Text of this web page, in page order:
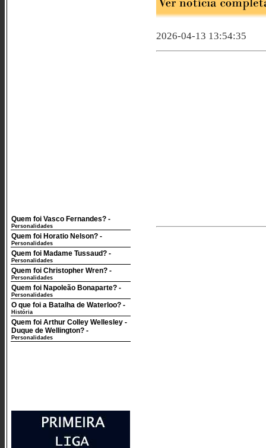
Quem foi Vasco Fernandes? -
Personalidades
Quem foi Horatio Nelson? -
Personalidades
Quem foi Madame Tussaud? -
Personalidades
Quem foi Christopher Wren? -
Personalidades
Quem foi Napoleão Bonaparte? -
Personalidades
O que foi a Batalha de Waterloo? -
História
Quem foi Arthur Colley Wellesley -
Duque de Wellington? -
Personalidades
2026-04-13 13:54:35